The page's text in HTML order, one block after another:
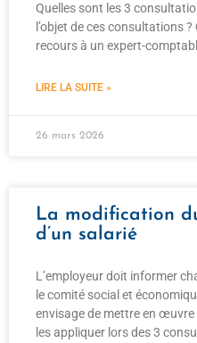
Quelles sont les 3
l’objet de ces consultations
recours à un expert-
LIRE LA SUITE »
26 mars 2026
La modification
d’un salarié
L’employeur doit informer
le comité social et
envisage de mettre en
les appliquer lors des 3